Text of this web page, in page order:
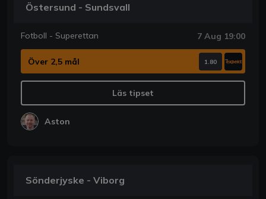
Östersund - Sundsvall
Fotboll - Superettan 7 Aug 19:00
Över 2,5 mål 1.80
Läs tipset
Aston
Sönderjyske - Viborg